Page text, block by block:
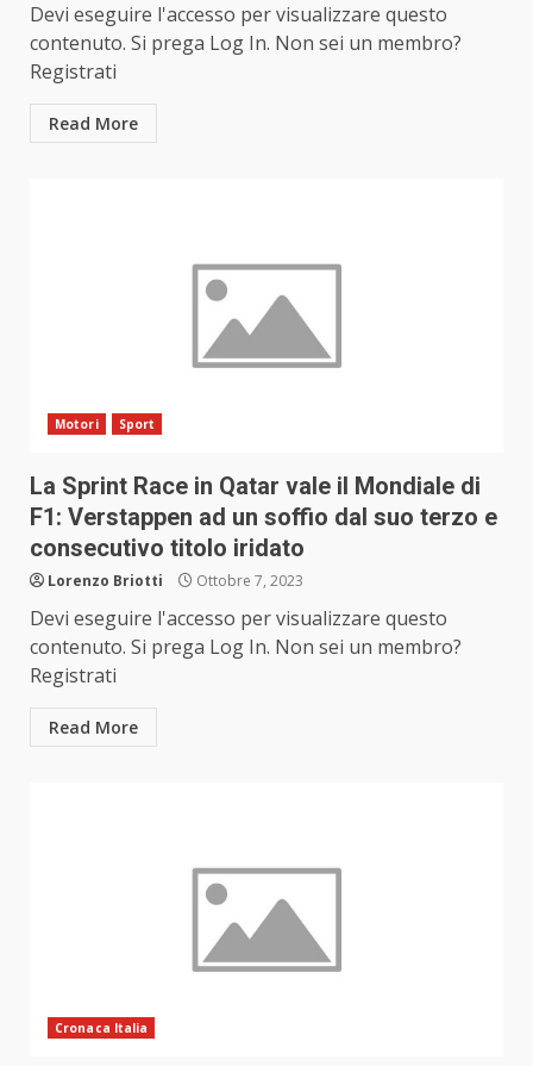
Devi eseguire l'accesso per visualizzare questo
contenuto. Si prega Log In. Non sei un membro?
Registrati
Read More
Motori Sport
La Sprint Race in Qatar vale il Mondiale di
F1: Verstappen ad un soffio dal suo terzo e
consecutivo titolo iridato
Lorenzo Briotti Ottobre 7, 2023
Devi eseguire l'accesso per visualizzare questo
contenuto. Si prega Log In. Non sei un membro?
Registrati
Read More
Cronaca Italia